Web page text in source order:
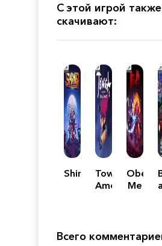
С этой игрой также
скачивают:
Shing!
Towaga:
Among
Obey
Me
Всего